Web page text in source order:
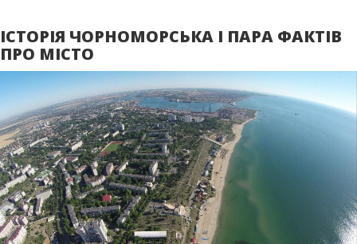
ІСТОРІЯ ЧОРНОМОРСЬКА І ПАРА ФАКТІВ
ПРО МІСТО